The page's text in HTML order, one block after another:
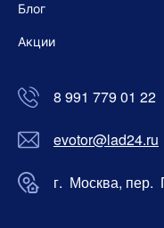
Блог
Акции
8 991 779 01 22
evotor@lad24.ru
г. Москва, пер.